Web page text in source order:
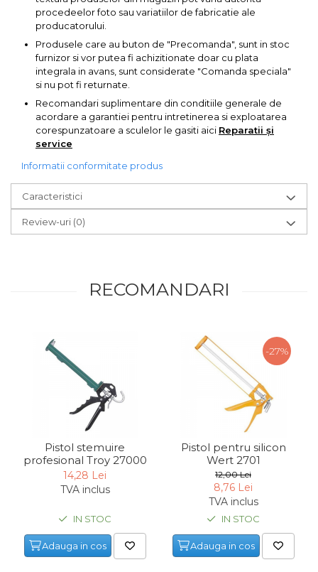
Suruburi si dibluri
Carlige de Ridicare
Dispozitive de Taiat si
Manipulat Sticla
lemn
Aeroterme si Ventilatoare
Bormasini & Masini de Gaurit
Compresoare Auto
Masini de Ascutit Burghie
Discuri Fierastrau Circular
Dispozitive de taiat polistiren
Purificatoare de aer
procedeelor foto sau variatiilor de fabricatie ale
producatorului.
Produsele care au buton de "Precomanda", sunt in stoc
furnizor si vor putea fi achizitionate doar cu plata
integrala in avans, sunt considerate "Comanda speciala"
si nu pot fi returnate.
Recomandari suplimentare din conditiile generale de
acordare a garantiei pentru intretinerea si exploatarea
corespunzatoare a sculelor le gasiti aici Reparatii și
service
Informatii conformitate produs
Caracteristici
Review-uri (0)
RECOMANDARI
Pistol stemuire
profesional Troy 27000
14,28 Lei
TVA inclus
IN STOC
Adauga in cos
-27%
Pistol pentru silicon
Wert 2701
12,00 Lei
8,76 Lei
TVA inclus
IN STOC
Adauga in cos